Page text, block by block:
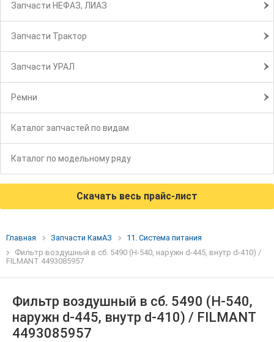
Запчасти НЕФАЗ, ЛИАЗ
Запчасти Трактор
Запчасти УРАЛ
Ремни
Каталог запчастей по видам
Каталог по модельному ряду
Скачать весь прайс-лист
Главная Запчасти КамАЗ
11. Система питания
Фильтр воздушный в сб. 5490 (H-540, наружн d-445, внутр d-410) /
FILMANT 4493085957
Фильтр воздушный в сб. 5490 (H-540,
наружн d-445, внутр d-410) / FILMANT
4493085957